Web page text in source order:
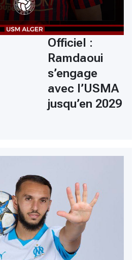
Officiel :
Ramdaoui
s’engage
avec l’USMA
jusqu’en 2029